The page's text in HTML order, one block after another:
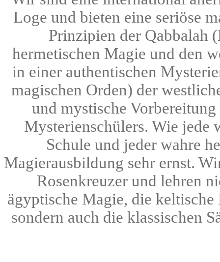
Loge und bieten eine seriöse
Prinzipien der Qabbalah
hermetischen Magie und den
in einer authentischen
magischen Orden) der
und mystische
Mysterienschülers. Wie jede
Schule und jeder wahre
Magierausbildung sehr ernst.
Rosenkreuzer und lehren
ägyptische Magie, die
sondern auch die klassischen